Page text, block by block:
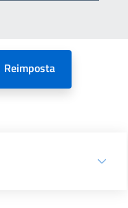
Reimposta